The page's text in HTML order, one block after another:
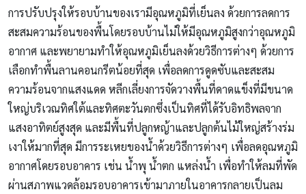
การปรับปรุงให้รอบบ้านของเรามีอุณหภูมิที่เย็นลง ด้วยการลดการ
สะสมความร้อนของพื้นโดยรอบบ้านไม่ให้มีอุณหภูมิสูงกว่าอุณหภูมิ
อากาศ และพยายามทำให้อุณหภูมิเย็นลงด้วยวิธีการต่างๆ ด้วยการ
เลือกทำพื้นลานคอนกรีตน้อยที่สุด เพื่อลดการดูดซับและสะสม
ความร้อนจากแสงแดด หลีกเลี่ยงการจัดวางพื้นที่ดาดแข็งที่มีขนาด
ใหญ่บริเวณทิศใต้และทิศตะวันตกซึ่งเป็นทิศที่ได้รับอิทธิพลจาก
แสงอาทิตย์สูงสุด และมีพื้นที่ปลูกหญ้าและปลูกต้นไม้ใหญ่สร้างร่ม
เงาให้มากที่สุด มีการระเหยของน้ำด้วยวิธีการต่างๆ เพื่อลดอุณหภูมิ
อากาศโดยรอบอาคาร เช่น น้ำพุ น้ำตก แหล่งน้ำ เพื่อทำให้ลมที่พัด
ผ่านสภาพแวดล้อมรอบอาคารเข้ามาภายในอาคารกลายเป็นลม